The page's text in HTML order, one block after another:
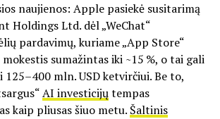
naujienos: Apple pasiekė susitarimą
Holdings Ltd. dėl „WeChat“
pardavimų, kuriame „App Store“
sumažintas iki ~15 %, o tai gali
125–400 mln. USD ketvirčiui. Be to,
AI investicijųtempas
kaip pliusas šiuo metu. Šaltinis